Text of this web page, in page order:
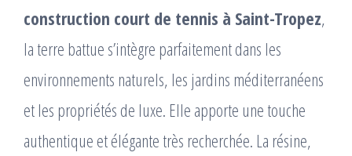
construction court de tennis à Saint-Tropez,
la terre battue s’intègre parfaitement dans les
environnements naturels, les jardins méditerranéens
et les propriétés de luxe. Elle apporte une touche
authentique et élégante très recherchée. La résine,